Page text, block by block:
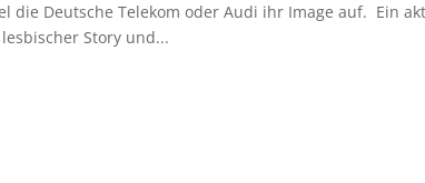
die Deutsche Telekom oder Audi ihr Image auf. Ein
Story und...